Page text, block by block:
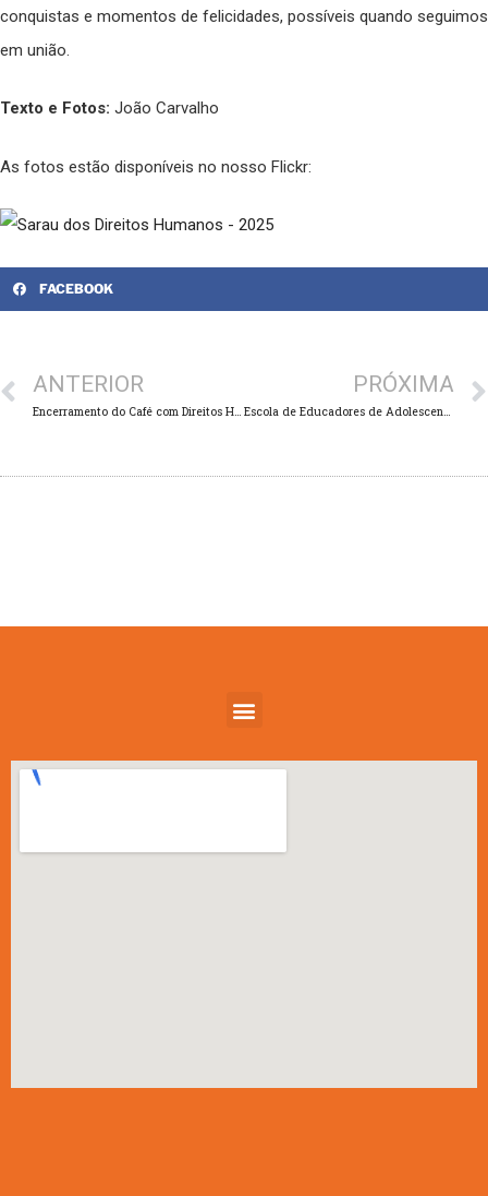
conquistas e momentos de felicidades, possíveis quando seguimos
em união.
Texto e Fotos: João Carvalho
As fotos estão disponíveis no nosso Flickr:
FACEBOOK
ANTERIOR
Encerramento do Café com Direitos Humanos em 2025: Como os racismos atravessam nossas vidas?
PRÓXIMA
Escola de Educadores de Adolescentes e Jovens é realizada em Manaus/AM